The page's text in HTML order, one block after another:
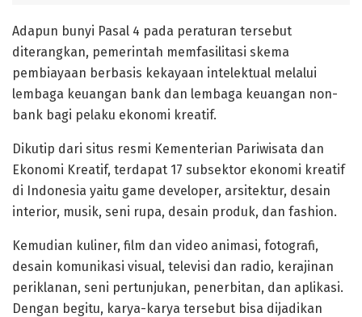
Adapun bunyi Pasal 4 pada peraturan tersebut
diterangkan, pemerintah memfasilitasi skema
pembiayaan berbasis kekayaan intelektual melalui
lembaga keuangan bank dan lembaga keuangan non-
bank bagi pelaku ekonomi kreatif.
Dikutip dari situs resmi Kementerian Pariwisata dan
Ekonomi Kreatif, terdapat 17 subsektor ekonomi kreatif
di Indonesia yaitu game developer, arsitektur, desain
interior, musik, seni rupa, desain produk, dan fashion.
Kemudian kuliner, film dan video animasi, fotografi,
desain komunikasi visual, televisi dan radio, kerajinan
periklanan, seni pertunjukan, penerbitan, dan aplikasi.
Dengan begitu, karya-karya tersebut bisa dijadikan